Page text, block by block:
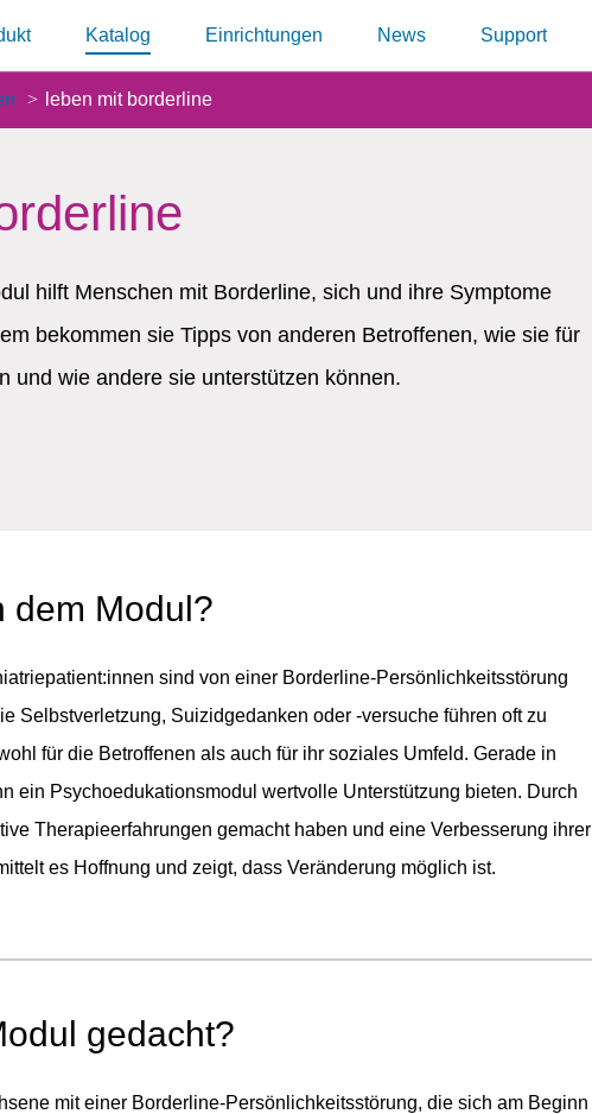
Katalog Einrichtungen News Support
leben mit borderline
hilft Menschen mit Borderline, sich und ihre Symptome
bekommen sie Tipps von anderen Betroffenen, wie sie für
und wie andere sie unterstützen können.
dem Modul?
sind von einer Borderline-Persönlichkeitsstörung
Selbstverletzung, Suizidgedanken oder -versuche führen oft zu
für die Betroffenen als auch für ihr soziales Umfeld. Gerade in
ein Psychoedukationsmodul wertvolle Unterstützung bieten. Durch
Therapieerfahrungen gemacht haben und eine Verbesserung ihrer
es Hoffnung und zeigt, dass Veränderung möglich ist.
gedacht?
mit einer Borderline-Persönlichkeitsstörung, die sich am Beginn